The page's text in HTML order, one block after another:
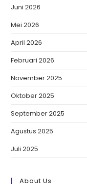
Juni 2026
Mei 2026
April 2026
Februari 2026
November 2025
Oktober 2025
September 2025
Agustus 2025
Juli 2025
About Us